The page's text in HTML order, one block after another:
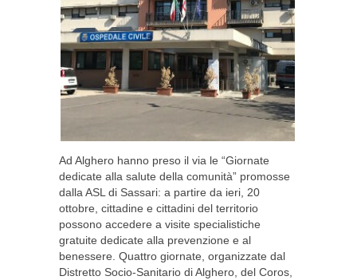
Ad Alghero hanno preso il via le “Giornate
dedicate alla salute della comunità” promosse
dalla ASL di Sassari: a partire da ieri, 20
ottobre, cittadine e cittadini del territorio
possono accedere a visite specialistiche
gratuite dedicate alla prevenzione e al
benessere. Quattro giornate, organizzate dal
Distretto Socio-Sanitario di Alghero, del Coros,